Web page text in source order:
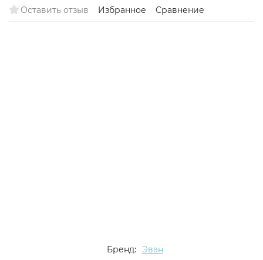
Оставить отзыв Избранное Сравнение
Бренд: Эван